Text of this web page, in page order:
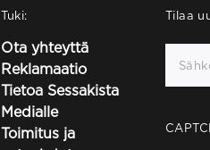
Tuki:
Ota yhteyttä
Reklamaatio
Tietoa Sessakista
Medialle
Toimitus ja
Tilaa